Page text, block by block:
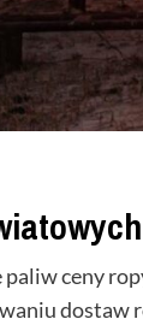
ceny
dostaw